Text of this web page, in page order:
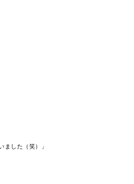
ました（笑）」